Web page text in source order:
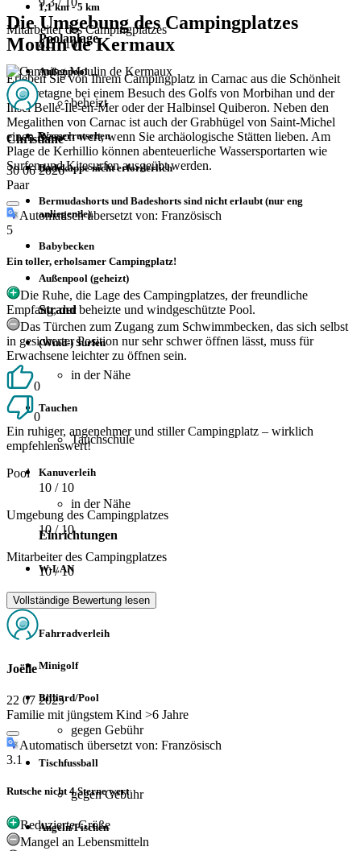
Die Umgebung des Campingplatzes
Moulin de Kermaux
Erleben Sie von Ihrem Campingplatz in Carnac aus die Schönheit
der Bretagne bei einem Besuch des Golfs von Morbihan und der
Insel Belle-Île-en-Mer oder der Halbinsel Quiberon. Neben den
Megalithen von Carnac ist auch der Grabhügel von Saint-Michel
einen Besuch wert, wenn Sie archäologische Stätten lieben. Am
Plage de Kerhillio können abenteuerliche Wassersportarten wie
Surfen und Kitesurfen ausgeübt werden.
1,1 km - 5 km
Poolanlage
Außenpool
beheizt
Wasserrutschen
Badekappe nicht erforderlich
Bermudashorts und Badeshorts sind nicht erlaubt (nur eng
anliegende).
Babybecken
Außenpool (geheizt)
Strand
(Wind-) Surfen
in der Nähe
Tauchen
Tauchschule
Kanuverleih
in der Nähe
Einrichtungen
W-LAN
Spielplatz
Fahrradverleih
Minigolf
Billiard/Pool
gegen Gebühr
Tischfussball
gegen Gebühr
Angeln/Fischen
Mitarbeiter des Campingplatzes
8.5/ 10
Christiane
30 06 2026
Paar
Automatisch übersetzt von: Französisch
5
Ein toller, erholsamer Campingplatz!
Die Ruhe, die Lage des Campingplatzes, der freundliche
Empfang, der beheizte und windgeschützte Pool.
Das Türchen zum Zugang zum Schwimmbecken, das sich selbst
in gesicherter Position nur sehr schwer öffnen lässt, muss für
Erwachsene leichter zu öffnen sein.
0
0
Ein ruhiger, angenehmer und stiller Campingplatz – wirklich
empfehlenswert!
Pool
10 / 10
Umgebung des Campingplatzes
10 / 10
Mitarbeiter des Campingplatzes
10/ 10
Vollständige Bewertung lesen
Joëlle
22 07 2025
Familie mit jüngstem Kind >6 Jahre
Automatisch übersetzt von: Französisch
3.1
Rutsche nicht 4 Sterne wert
Reduzierte Größe
Mangel an Lebensmitteln